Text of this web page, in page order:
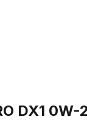
DX1 0W-